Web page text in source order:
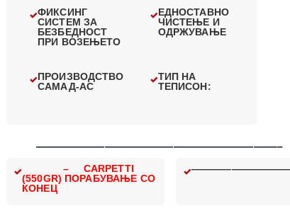
ФИКСИНГ
СИСТЕМ ЗА
БЕЗБЕДНОСТ
ПРИ ВОЗЕЊЕТО
ЕДНОСТАВНО
ЧИСТЕЊЕ И
ОДРЖУВАЊЕ
ПРОИЗВОДСТВО
САМАД-АС
ТИП НА
ТЕПИСОН:
—————————————————————–
– CARPETTI
(550GR) ПОРАБУВАЊЕ СО
КОНЕЦ